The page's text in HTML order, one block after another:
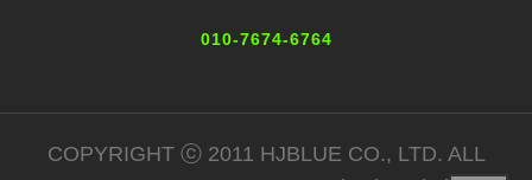
010-7674-6764
COPYRIGHT ⓒ 2011 HJBLUE CO., LTD. ALL